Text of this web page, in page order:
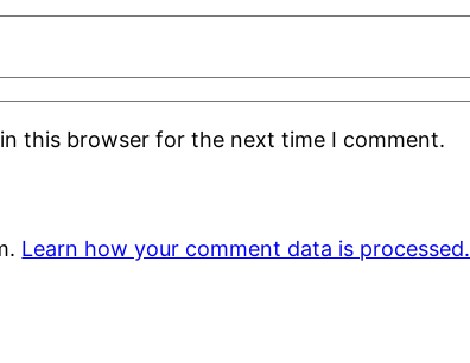
this browser for the next time I comment.
Learn how your comment data is processed.